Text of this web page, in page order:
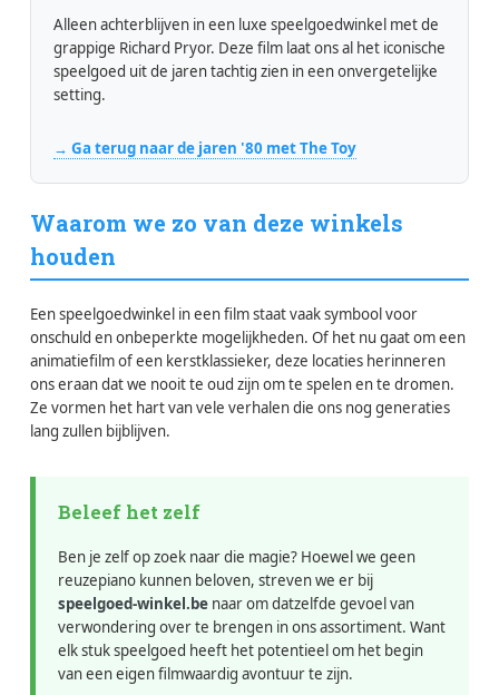
Alleen achterblijven in een luxe speelgoedwinkel met de
grappige Richard Pryor. Deze film laat ons al het iconische
speelgoed uit de jaren tachtig zien in een onvergetelijke
setting.
→ Ga terug naar de jaren '80 met The Toy
Waarom we zo van deze winkels
houden
Een speelgoedwinkel in een film staat vaak symbool voor
onschuld en onbeperkte mogelijkheden. Of het nu gaat om een
animatiefilm of een kerstklassieker, deze locaties herinneren
ons eraan dat we nooit te oud zijn om te spelen en te dromen.
Ze vormen het hart van vele verhalen die ons nog generaties
lang zullen bijblijven.
Beleef het zelf
Ben je zelf op zoek naar die magie? Hoewel we geen
reuzepiano kunnen beloven, streven we er bij
speelgoed-winkel.benaar om datzelfde gevoel van
verwondering over te brengen in ons assortiment. Want
elk stuk speelgoed heeft het potentieel om het begin
van een eigen filmwaardig avontuur te zijn.